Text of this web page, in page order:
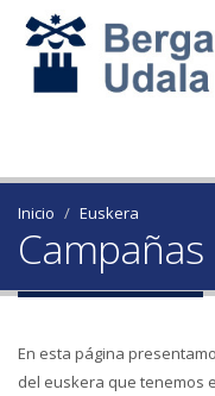
Inicio Euskera
Campañas
En esta página
del euskera que tenemos